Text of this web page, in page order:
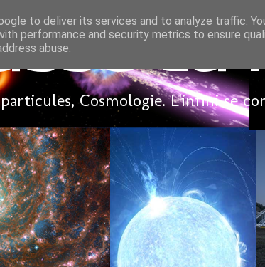
là
Cosmologie. L'infini se
to deliver its services and to analyze traffic.
performance and security metrics to ensure
abuse.